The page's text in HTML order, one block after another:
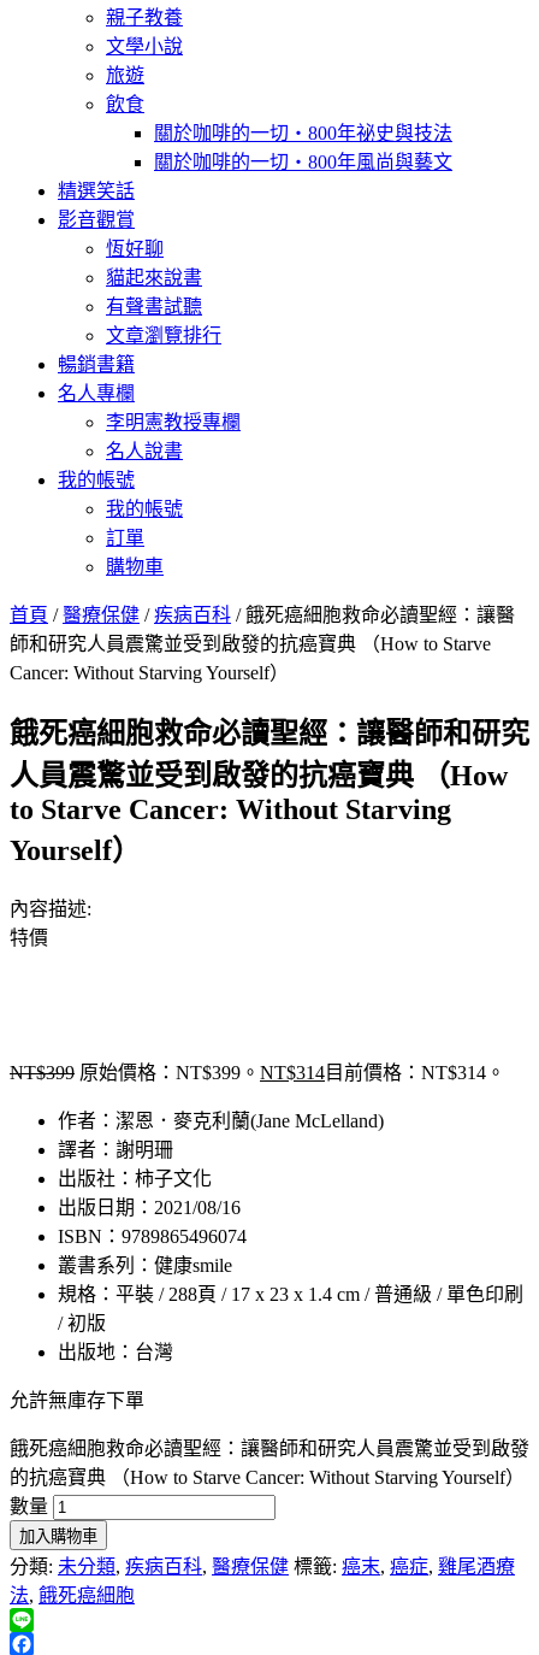
親子教養
文學小說
旅遊
飲食
關於咖啡的一切‧800年祕史與技法
關於咖啡的一切‧800年風尚與藝文
精選笑話
影音觀賞
恆好聊
貓起來說書
有聲書試聽
文章瀏覽排行
暢銷書籍
名人專欄
李明憲教授專欄
名人說書
我的帳號
我的帳號
訂單
購物車
首頁 /醫療保健 /疾病百科 / 餓死癌細胞救命必讀聖經：讓醫
師和研究人員震驚並受到啟發的抗癌寶典 （How to Starve
Cancer: Without Starving Yourself）
餓死癌細胞救命必讀聖經：讓醫師和研究
人員震驚並受到啟發的抗癌寶典 （How
to Starve Cancer: Without Starving
Yourself）
內容描述:
特價
NT$399 原始價格：NT$399。 NT$314目前價格：NT$314。
作者：潔恩．麥克利蘭(Jane McLelland)
譯者：謝明珊
出版社：柿子文化
出版日期：2021/08/16
ISBN：9789865496074
叢書系列：健康smile
規格：平裝 / 288頁 / 17 x 23 x 1.4 cm / 普通級 / 單色印刷
/ 初版
出版地：台灣
允許無庫存下單
餓死癌細胞救命必讀聖經：讓醫師和研究人員震驚並受到啟發
的抗癌寶典 （How to Starve Cancer: Without Starving Yourself）
數量
加入購物車
分類: 未分類, 疾病百科, 醫療保健 標籤: 癌末, 癌症, 雞尾酒療
法, 餓死癌細胞
Line